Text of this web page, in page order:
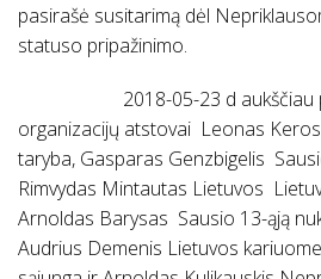
pasirašė susitarimą dėl
statuso pripažinimo.
2018-05-23 d aukščiau
organizacijų atstovai Leonas
taryba, Gasparas Genzbigelis
Rimvydas Mintautas Lietuvos
Arnoldas Barysas Sausio 13-ąją
Audrius Demenis Lietuvos